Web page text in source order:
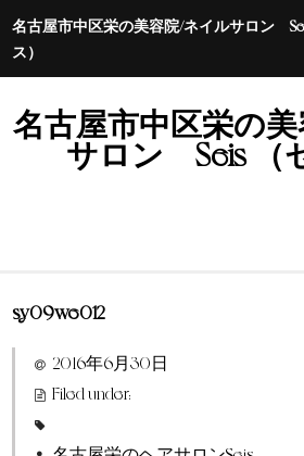
名古屋市中区栄の美容院/ネイルサロン
ス）
名古屋市中区栄の
サロン Seis （
ホーム
特定商取引法に基づく表示
sy09we012
2016年6月30日
Filed under: